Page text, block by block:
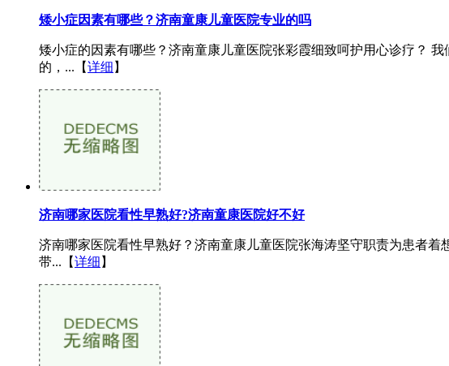
矮小症因素有哪些？济南童康儿童医院专业的吗
矮小症的因素有哪些？济南童康儿童医院张彩霞细致呵护用心诊疗？
的，...【详细 】
济南哪家医院看性早熟好?济南童康医院好不好
济南哪家医院看性早熟好？济南童康儿童医院张海涛坚守职责为患者
带...【详细 】